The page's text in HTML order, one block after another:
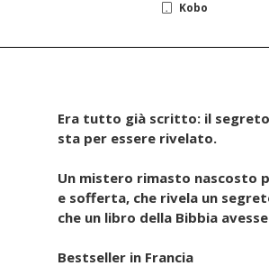
Kobo
Era tutto già scritto: il
sta per essere rivelato.
Un mistero rimasto nascosto
e sofferta, che rivela un
che un libro della Bibbia
Bestseller in Francia